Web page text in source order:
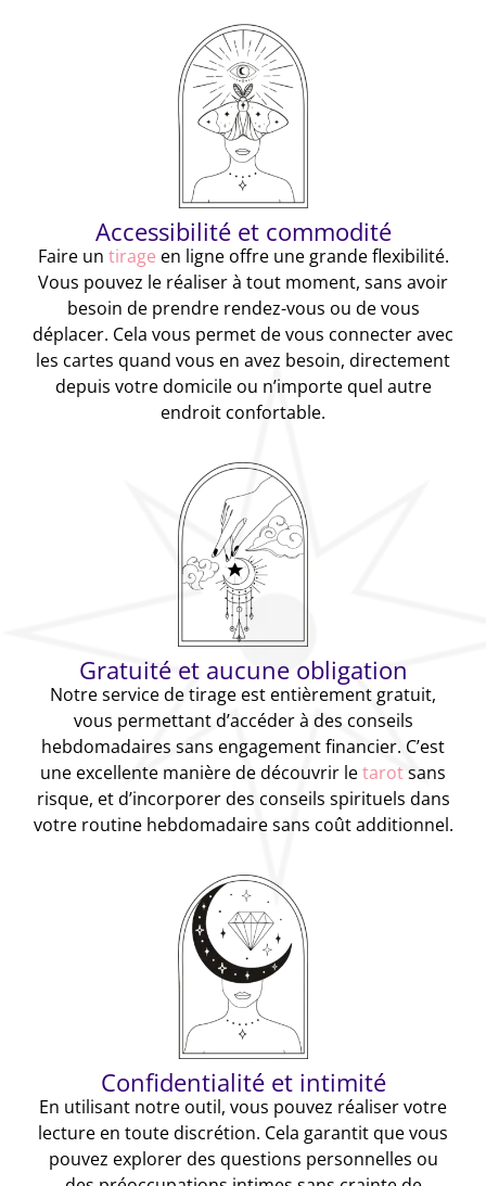
Accessibilité et commodité
Faire un tirage en ligne offre une grande flexibilité.
Vous pouvez le réaliser à tout moment, sans avoir
besoin de prendre rendez-vous ou de vous
déplacer. Cela vous permet de vous connecter avec
les cartes quand vous en avez besoin, directement
depuis votre domicile ou n’importe quel autre
endroit confortable.
Gratuité et aucune obligation
Notre service de tirage est entièrement gratuit,
vous permettant d’accéder à des conseils
hebdomadaires sans engagement financier. C’est
une excellente manière de découvrir letarotsans
risque, et d’incorporer des conseils spirituels dans
votre routine hebdomadaire sans coût additionnel.
Confidentialité et intimité
En utilisant notre outil, vous pouvez réaliser votre
lecture en toute discrétion. Cela garantit que vous
pouvez explorer des questions personnelles ou